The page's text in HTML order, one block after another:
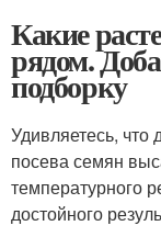
Какие
рядом.
подборку
Удивляетесь, что
посева семян
температурного
достойного